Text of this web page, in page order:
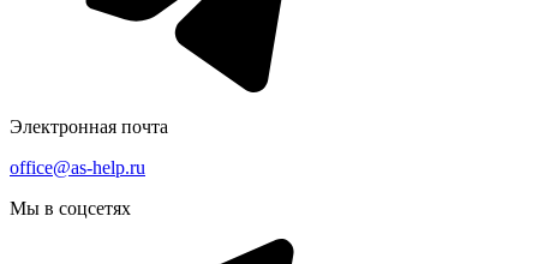
Электронная почта
office@as-help.ru
Мы в соцсетях